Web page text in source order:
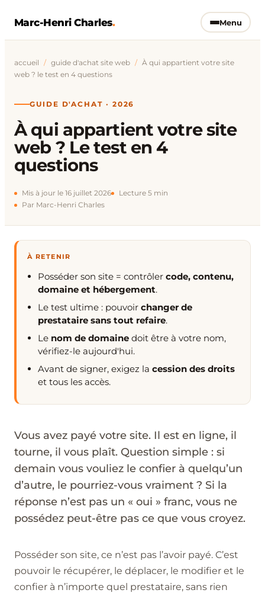
Marc-Henri Charles. Menu
accueil / guide d'achat site web / À qui appartient votre site
web ? le test en 4 questions
GUIDE D'ACHAT · 2026
À qui appartient votre site
web ? Le test en 4
questions
Mis à jour le 16 juillet 2026
Lecture 5 min
Par Marc-Henri Charles
À RETENIR
Posséder son site = contrôler code, contenu,
domaine et hébergement.
Le test ultime : pouvoir changer de
prestataire sans tout refaire.
Le nom de domaine doit être à votre nom,
vérifiez-le aujourd'hui.
Avant de signer, exigez la cession des droits
et tous les accès.
Vous avez payé votre site. Il est en ligne, il
tourne, il vous plaît. Question simple : si
demain vous vouliez le confier à quelqu’un
d’autre, le pourriez-vous vraiment ? Si la
réponse n’est pas un « oui » franc, vous ne
possédez peut-être pas ce que vous croyez.
Posséder son site, ce n’est pas l’avoir payé. C’est
pouvoir le récupérer, le déplacer, le modifier et le
confier à n’importe quel prestataire, sans rien